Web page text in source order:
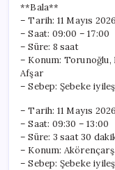
**Bala**
– Tarih: 11 Mayıs
– Saat: 09:00 – 17:00
– Süre: 8 saat
– Konum: Torunoğlu,
Afşar
– Sebep: Şebeke
– Tarih: 11 Mayıs
– Saat: 09:30 – 13:00
– Süre: 3 saat 30
– Konum:
– Sebep: Şebeke